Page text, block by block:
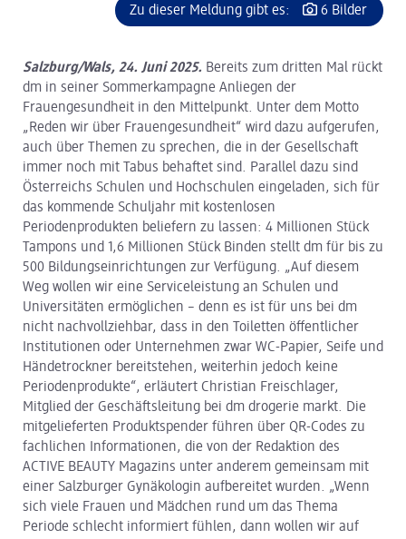
Zu dieser Meldung gibt es: 6 Bilder
Salzburg/Wals, 24. Juni 2025. Bereits zum dritten Mal rückt
dm in seiner Sommerkampagne Anliegen der
Frauengesundheit in den Mittelpunkt. Unter dem Motto
„Reden wir über Frauengesundheit“ wird dazu aufgerufen,
auch über Themen zu sprechen, die in der Gesellschaft
immer noch mit Tabus behaftet sind. Parallel dazu sind
Österreichs Schulen und Hochschulen eingeladen, sich für
das kommende Schuljahr mit kostenlosen
Periodenprodukten beliefern zu lassen: 4 Millionen Stück
Tampons und 1,6 Millionen Stück Binden stellt dm für bis zu
500 Bildungseinrichtungen zur Verfügung. „Auf diesem
Weg wollen wir eine Serviceleistung an Schulen und
Universitäten ermöglichen – denn es ist für uns bei dm
nicht nachvollziehbar, dass in den Toiletten öffentlicher
Institutionen oder Unternehmen zwar WC-Papier, Seife und
Händetrockner bereitstehen, weiterhin jedoch keine
Periodenprodukte“, erläutert Christian Freischlager,
Mitglied der Geschäftsleitung bei dm drogerie markt. Die
mitgelieferten Produktspender führen über QR-Codes zu
fachlichen Informationen, die von der Redaktion des
ACTIVE BEAUTY Magazins unter anderem gemeinsam mit
einer Salzburger Gynäkologin aufbereitet wurden. „Wenn
sich viele Frauen und Mädchen rund um das Thema
Periode schlecht informiert fühlen, dann wollen wir auf